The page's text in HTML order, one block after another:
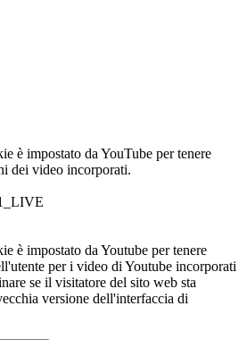
è impostato da YouTube per tenere
dei video incorporati.
è impostato da Youtube per tenere
per i video di Youtube incorporati
se il visitatore del sito web sta
versione dell'interfaccia di